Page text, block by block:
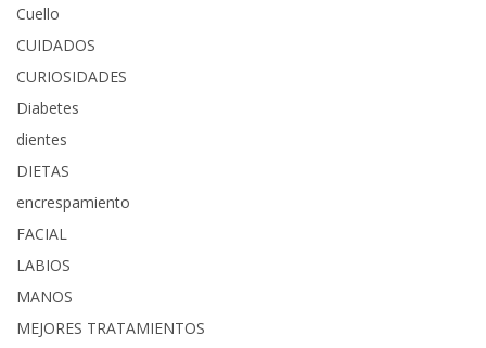
Cuello
CUIDADOS
CURIOSIDADES
Diabetes
dientes
DIETAS
encrespamiento
FACIAL
LABIOS
MANOS
MEJORES TRATAMIENTOS